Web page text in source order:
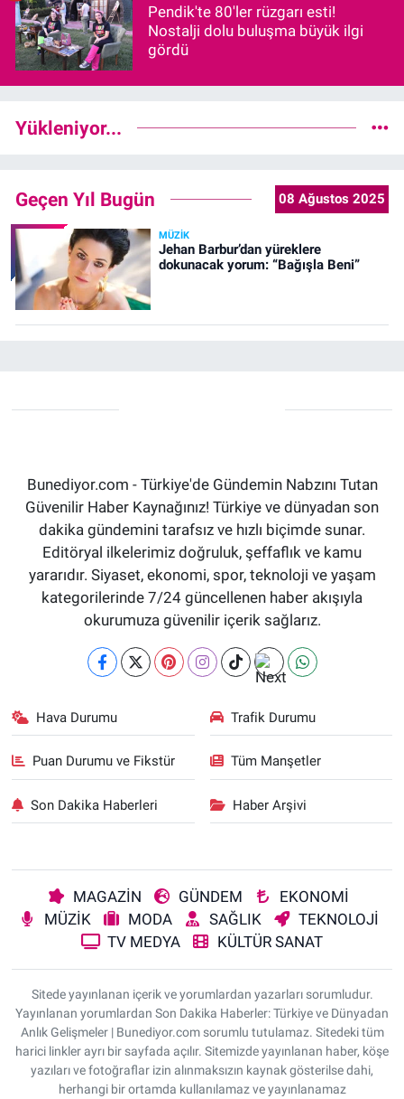
Pendik'te 80'ler rüzgarı esti!
Nostalji dolu buluşma büyük ilgi
gördü
Yükleniyor...
Geçen Yıl Bugün 08 Ağustos 2025
MÜZIK
Jehan Barbur’dan yüreklere
dokunacak yorum: “Bağışla Beni”
Bunediyor.com - Türkiye'de Gündemin Nabzını Tutan
Güvenilir Haber Kaynağınız! Türkiye ve dünyadan son
dakika gündemini tarafsız ve hızlı biçimde sunar.
Editöryal ilkelerimiz doğruluk, şeffaflık ve kamu
yararıdır. Siyaset, ekonomi, spor, teknoloji ve yaşam
kategorilerinde 7/24 güncellenen haber akışıyla
okurumuza güvenilir içerik sağlarız.
Hava Durumu Trafik Durumu
Puan Durumu ve Fikstür Tüm Manşetler
Son Dakika Haberleri Haber Arşivi
MAGAZİN GÜNDEM
EKONOMİ
MÜZİK
MODA SAĞLIK
TEKNOLOJİ
TV MEDYA
KÜLTÜR SANAT
Sitede yayınlanan içerik ve yorumlardan yazarları sorumludur.
Yayınlanan yorumlardan Son Dakika Haberler: Türkiye ve Dünyadan
Anlık Gelişmeler | Bunediyor.com sorumlu tutulamaz. Sitedeki tüm
harici linkler ayrı bir sayfada açılır. Sitemizde yayınlanan haber, köşe
yazıları ve fotoğraflar izin alınmaksızın kaynak gösterilse dahi,
herhangi bir ortamda kullanılamaz ve yayınlanamaz